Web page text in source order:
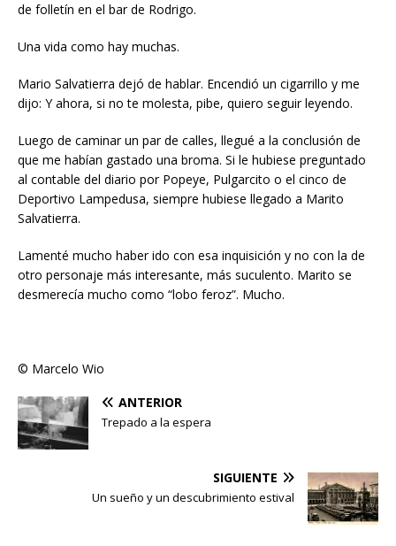
de folletín en el bar de Rodrigo.
Una vida como hay muchas.
Mario Salvatierra dejó de hablar. Encendió un cigarrillo y me
dijo: Y ahora, si no te molesta, pibe, quiero seguir leyendo.
Luego de caminar un par de calles, llegué a la conclusión de
que me habían gastado una broma. Si le hubiese preguntado
al contable del diario por Popeye, Pulgarcito o el cinco de
Deportivo Lampedusa, siempre hubiese llegado a Marito
Salvatierra.
Lamenté mucho haber ido con esa inquisición y no con la de
otro personaje más interesante, más suculento. Marito se
desmerecía mucho como “lobo feroz”. Mucho.
© Marcelo Wio
ANTERIOR
Trepado a la espera
SIGUIENTE
Un sueño y un descubrimiento estival